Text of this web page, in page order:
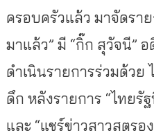
ครอบครัวแล้ว มาจัดรา
มาแล้ว” มี “กิ๊ก สุวัจนี”
ดำเนินรายการร่วมด้วย
ดึก หลังรายการ “ไทยรั
และ “แชร์ข่าวสาวสตรอ